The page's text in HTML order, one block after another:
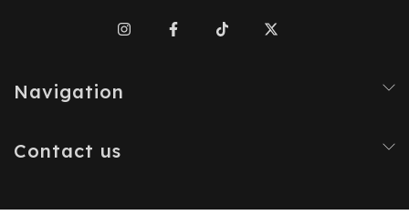
Navigation
Contact us